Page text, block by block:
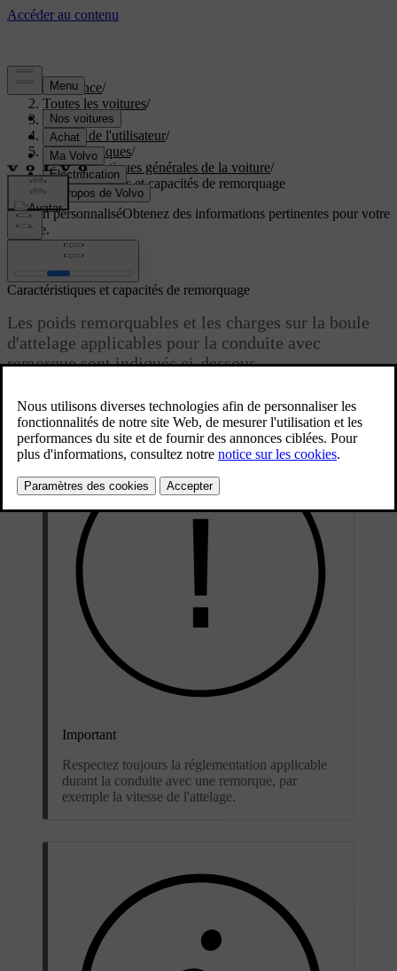
Assistance/
Toutes les voitures/
EC40 2027/
Manuel de l'utilisateur/
Caractéristiques/
Caractéristiques générales de la voiture/
Caractéristiques et capacités de remorquage
Soutien personnaliséObtenez des informations pertinentes pour votre
voiture.
Connexion
Caractéristiques et capacités de remorquage
Les poids remorquables et les charges sur la boule
d'attelage applicables pour la conduite avec
remorque sont indiqués ci-dessous.
Important
Respectez toujours la réglementation applicable
durant la conduite avec une remorque, par
exemple la vitesse de l'attelage.